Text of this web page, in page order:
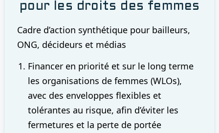
pour les droits des femmes
Cadre d’action synthétique pour bailleurs,
ONG, décideurs et médias
Financer en priorité et sur le long terme
les organisations de femmes (WLOs),
avec des enveloppes flexibles et
tolérantes au risque, afin d’éviter les
fermetures et la perte de portée